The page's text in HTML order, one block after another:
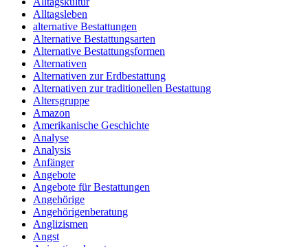
Alltagsleben
alternative Bestattungen
Alternative Bestattungsarten
Alternative Bestattungsformen
Alternativen
Alternativen zur Erdbestattung
Alternativen zur traditionellen Bestattung
Altersgruppe
Amazon
Amerikanische Geschichte
Analyse
Analysis
Anfänger
Angebote
Angebote für Bestattungen
Angehörige
Angehörigenberatung
Anglizismen
Angst